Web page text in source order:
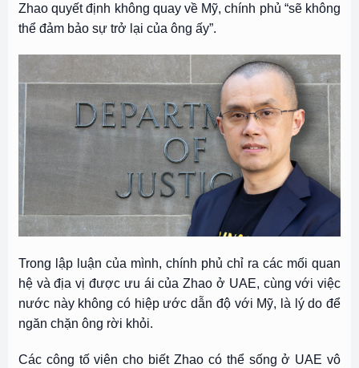
Zhao quyết định không quay về Mỹ, chính phủ “sẽ không
thể đảm bảo sự trở lại của ông ấy”.
Trong lập luận của mình, chính phủ chỉ ra các mối quan
hệ và địa vị được ưu ái của Zhao ở UAE, cùng với việc
nước này không có hiệp ước dẫn độ với Mỹ, là lý do để
ngăn chặn ông rời khỏi.
Các công tố viên cho biết Zhao có thể sống ở UAE vô